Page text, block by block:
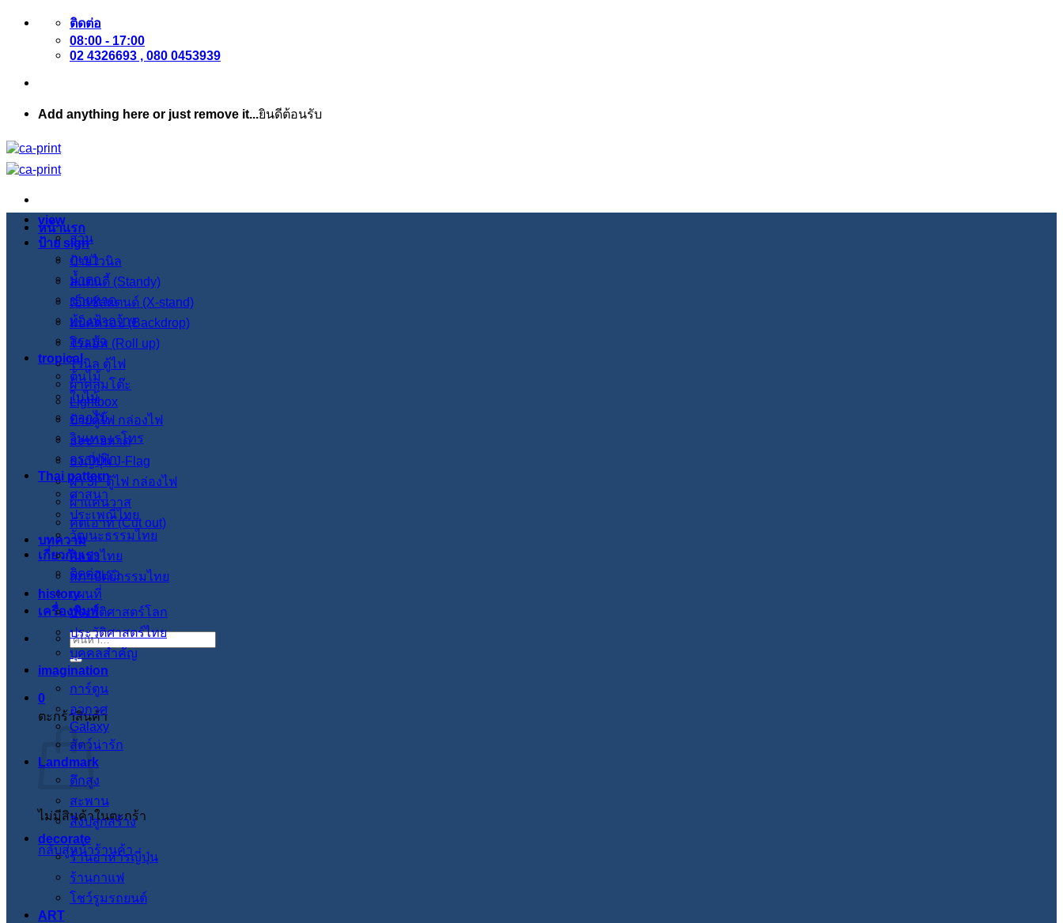
ข้าม
เนื้อหา
ติดต่อ
08:00 - 17:00
02 4326693 , 080 0453939
Add anything here or just remove it...ยินดีต้อนรับ
หน้าแรก
ป้าย sign
ป้ายไวนิล
สแตนดี้ (Standy)
เอ็กซ์สแตนด์ (X-stand)
แบ็คดรอป (Backdrop)
โรลอัพ (Roll up)
ไวนิล ตู้ไฟ
ผ้าคลุมโต๊ะ
Lightbox
ป้ายตู้ไฟ กล่องไฟ
ธงชายหาด
ธงญี่ปุ่น J-Flag
ผ้า 3P ตู้ไฟ กล่องไฟ
ผ้าแคนวาส
คัตเอาท์ (Cut out)
บทความ
เกี่ยวกับเรา
ติดต่อเรา
แผนที่
เครื่องพิมพ์
ค้นหา:
0
ตะกร้าสินค้า
ไม่มีสินค้าในตะกร้า
กลับสู่หน้าร้านค้า
view
สวน
ภูเขา
น้ำตก
ชายหาด
ท้องฟ้ากว้าง
สระบัว
tropical
ต้นไม้
ใบไม้
ดอกไม้
วินเทจ เรโทร
กราฟฟิก
Thai pattern
ศาสนา
ประเพณีไทย
วัฒนะธรรมไทย
ศิลปะไทย
สภาปัตย์กรรมไทย
history
ประวัติศาสตร์โลก
ประวัติศาสตร์ไทย
บุคคลสำคัญ
imagination
การ์ตูน
อวกาศ
Galaxy
สัตว์น่ารัก
Landmark
ตึกสูง
สะพาน
สิ่งปลูกสร้าง
decorate
ร้านอาหารญี่ปุ่น
ร้านกาแฟ
โชว์รูมรถยนต์
ART